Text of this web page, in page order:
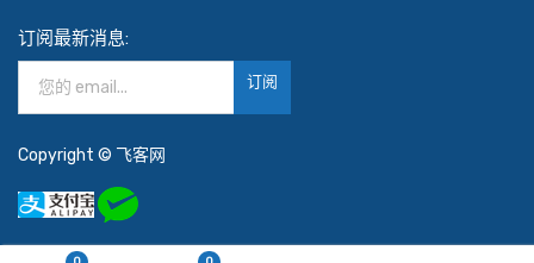
订阅最新消息:
订阅
Copyright © 飞客网